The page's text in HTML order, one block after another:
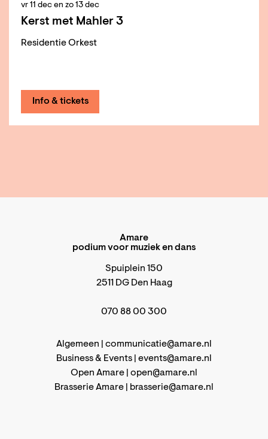
Kerst met Mahler 3
Residentie Orkest
vr 11 dec en zo 13 dec
Info & tickets
Amare
podium voor muziek en dans
Spuiplein 150
2511 DG Den Haag
070 88 00 300
Algemeen | communicatie@amare.nl
Business & Events | events@amare.nl
Open Amare | open@amare.nl
Brasserie Amare |
brasserie@amare.nl